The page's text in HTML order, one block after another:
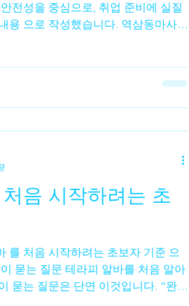
전성을 중심으로, 취업 준비에 실질
용 으로 작성했습니다. 역삼동마사지
)나 보조 스태프를 채용하는 활동 을
오피스 밀집 지역으로 직장인 고객 비
인 서비스형 마사지(스포츠 마사지·
삼동에서 구인 공고가 나오는 대표적
같습니다. 🟡 일반 마사지숍 / 여성알
마사지, 아로마 테라
음 시작하려는 초
를 처음 시작하려는 초보자 기준 으
묻는 질문 테라피 알바를 처음 알아
묻는 질문은 단연 이것입니다. “완전